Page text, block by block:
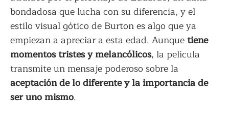
bondadosa que lucha con su diferencia, y el
estilo visual gótico de Burton es algo que ya
empiezan a apreciar a esta edad. Aunquetiene
momentos tristes y melancólicos, la película
transmite un mensaje poderoso sobre la
aceptación de lo diferente y la importancia de
ser uno mismo.